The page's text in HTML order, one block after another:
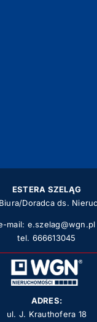
ESTERA SZELĄG
Doradca ds.
mail: e.szelag@wgn.pl
tel. 666613045
ADRES:
ul. J. Krauthofera 18